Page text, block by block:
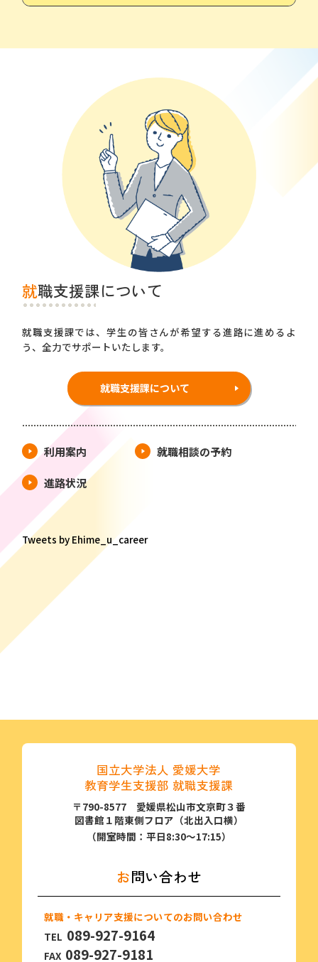
就職支援課について
就職支援課では、学生の皆さんが希望する進路に進めるよ
う、全力でサポートいたします。
就職支援課について
利用案内 就職相談の予約
進路状況
Tweets by Ehime_u_career
国立大学法人 愛媛大学
教育学生支援部 就職支援課
〒790-8577 愛媛県松山市文京町３番
図書館１階東側フロア（北出⼊⼝横）
（開室時間：平日8:30～17:15）
お問い合わせ
就職・キャリア支援についてのお問い合わせ
TEL 089-927-9164
FAX 089-927-9181